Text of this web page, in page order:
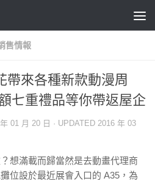
售情報
帶來各種新款動漫周
七重禮品等你帶返屋企
01 月 20 日 · UPDATED 2016 年 03
想滿載而歸當然是去動畫代理商
位設於最近展會入口的 A35，為